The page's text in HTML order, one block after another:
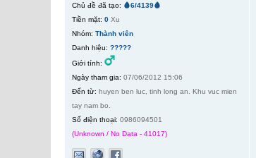
Chủ đề đã tạo: 🩸6/4139🩸
Tiền mặt: 0 Xu
Nhóm: Thành viên
Danh hiệu: ?????
Giới tính:
Ngày tham gia: 07/06/2012 15:06
Đến từ: huyen ben luc, tinh long an. Khu vuc mien
tay nam bo.
Số điện thoại: 0986094501
(Unknown / No Data - 41017)